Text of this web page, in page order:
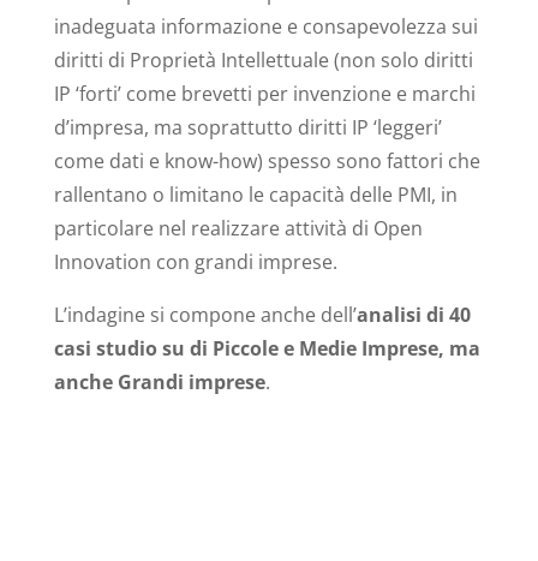
inadeguata informazione e consapevolezza sui
diritti di Proprietà Intellettuale (non solo diritti
IP ‘forti’ come brevetti per invenzione e marchi
d’impresa, ma soprattutto diritti IP ‘leggeri’
come dati e know-how) spesso sono fattori che
rallentano o limitano le capacità delle PMI, in
particolare nel realizzare attività di Open
Innovation con grandi imprese.
L’indagine si compone anche dell’analisi di 40
casi studio su di Piccole e Medie Imprese, ma
anche Grandi imprese.